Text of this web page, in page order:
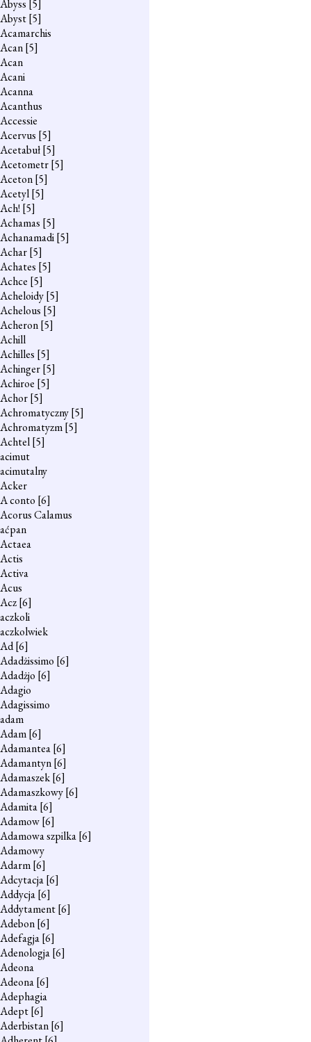
Abyss [5]
Abyst[5]
Acamarchis
Acan[5]
Acan
Acani
Acanna
Acanthus
Accessie
Acervus [5]
Acetabuł[5]
Acetometr[5]
Aceton[5]
Acetyl[5]
Ach! [5]
Achamas [5]
Achanamadi[5]
Achar[5]
Achates [5]
Achce [5]
Acheloidy[5]
Achelous [5]
Acheron[5]
Achill
Achilles [5]
Achinger[5]
Achiroe [5]
Achor[5]
Achromatyczny[5]
Achromatyzm[5]
Achtel[5]
acimut
acimutalny
Acker
A conto [6]
Acorus Calamus
aćpan
Actaea
Actis
Activa
Acus
Acz[6]
aczkoli
aczkolwiek
Ad[6]
Adadżissimo [6]
Adadżjo [6]
Adagio
Adagissimo
adam
Adam[6]
Adamantea[6]
Adamantyn[6]
Adamaszek[6]
Adamaszkowy[6]
Adamita[6]
Adamow[6]
Adamowa szpilka[6]
Adamowy
Adarm[6]
Adcytacja[6]
Addycja[6]
Addytament[6]
Adebon[6]
Adefagja[6]
Adenologja[6]
Adeona
Adeona[6]
Adephagia
Adept[6]
Aderbistan[6]